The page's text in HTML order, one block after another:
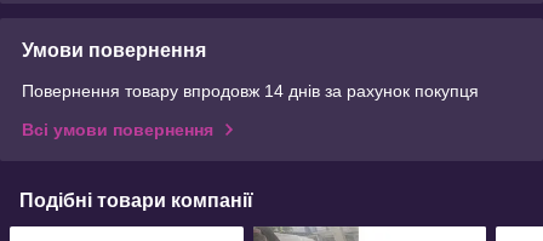
Умови повернення
Повернення товару впродовж 14 днів за рахунок покупця
Всі умови повернення
Подібні товари компанії